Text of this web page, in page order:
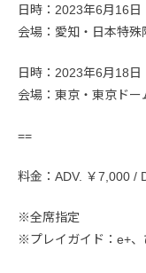
日時：2023年6月16
会場：愛知・日本特
日時：2023年6月18
会場：東京・東京ドー
==
料金：ADV. ￥7,000 /
※全席指定
※プレイガイド：e+、